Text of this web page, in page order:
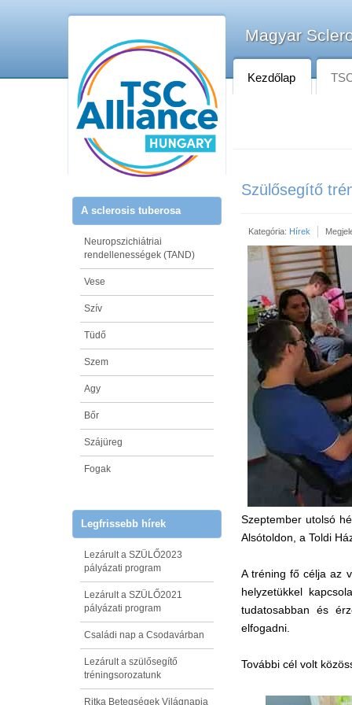
A sclerosis tuberosa
Neuropszichiátriai
rendellenességek (TAND)
Vese
Szív
Tüdő
Szem
Agy
Bőr
Szájüreg
Fogak
Legfrissebb hírek
Lezárult a SZÜLŐ2023
pályázati program
Lezárult a SZÜLŐ2021
pályázati program
Családi nap a Csodavárban
Lezárult a szülősegítő
tréningsorozatunk
Ritka Betegségek Világnapja
Magyar
Kezdőlap
Szülősegítő
Kategória: Hírek
Szeptember utolsó
Alsótoldon, a Toldi
A tréning fő célja az
helyzetükkel
tudatosabban és
elfogadni.
További cél volt